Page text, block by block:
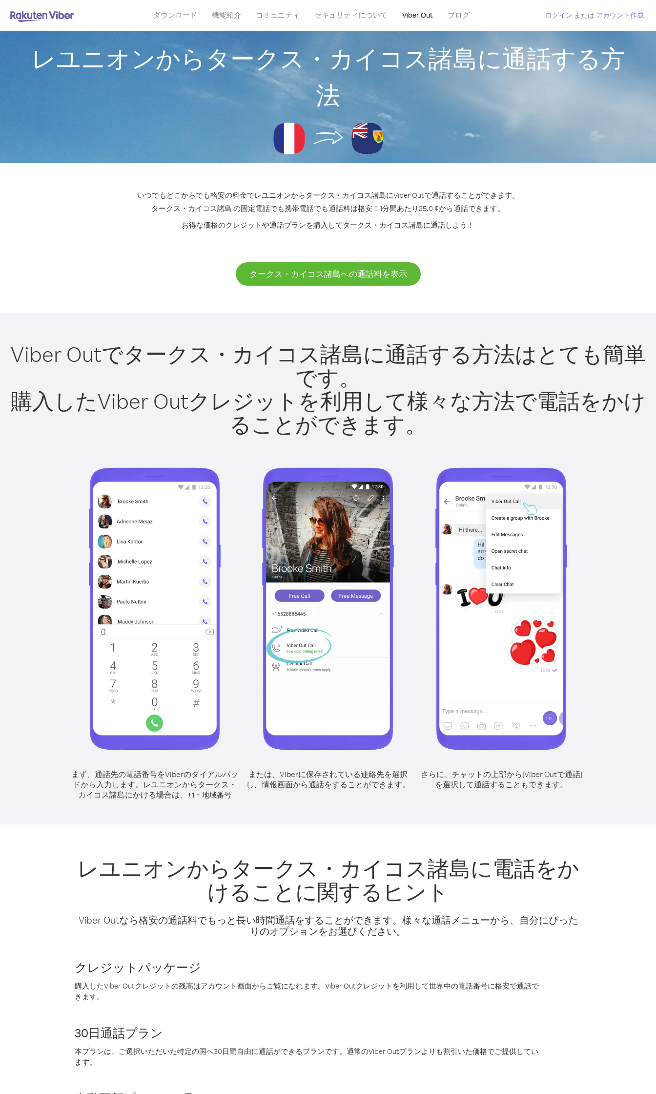
ダウンロード 機能紹介 コミュニティ セキュリティについて Viber Out ブログ ログイン または アカウント作成
レユニオンからタークス・カイコス諸島に通話する方
法
いつでもどこからでも格安の料金でレユニオンからタークス・カイコス諸島にViber Outで通話することができます。
タークス・カイコス諸島 の固定電話でも携帯電話でも通話料は格安！1分間あたり25.0 ¢から通話できます。
お得な価格のクレジットや通話プランを購入してタークス・カイコス諸島に通話しよう！
タークス・カイコス諸島への通話料を表示
Viber Outでタークス・カイコス諸島に通話する方法はとても簡単
です。
購入したViber Outクレジットを利用して様々な方法で電話をかけ
ることができます。
まず、通話先の電話番号をViberのダイアルパッ
ドから入力します。 レユニオンからタークス・
カイコス諸島にかける場合は、 +1 + 地域番号
または、Viberに保存されている連絡先を選択
し、情報画面から通話をすることができます。
さらに、チャットの上部から[Viber Outで通話]
を選択して通話することもできます。
レユニオンからタークス・カイコス諸島に電話をか
けることに関するヒント
Viber Outなら格安の通話料でもっと長い時間通話をすることができます。様々な通話メニューから、自分にぴった
りのオプションをお選びください。
クレジットパッケージ
購入したViber Outクレジットの残高はアカウント画面からご覧になれます。Viber Outクレジットを利用して世界中の電話番号に格安で通話で
きます。
30日通話プラン
本プランは、ご選択いただいた特定の国へ30日間自由に通話ができるプランです。通常のViber Outプランよりも割引いた価格でご提供してい
ます。